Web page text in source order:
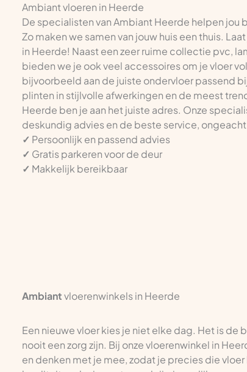
Ambiant vloeren in Heerde
De specialisten van Ambiant Heerde helpen jou
Zo maken we samen van jouw huis een thuis.
in Heerde! Naast een zeer ruime collectie pvc,
bieden we je ook veel accessoires om je vloer
bijvoorbeeld aan de juiste ondervloer passend
plinten in stijlvolle afwerkingen en de meest
Heerde ben je aan het juiste adres. Onze
deskundig advies en de beste service,
✓ Persoonlijk en passend advies
✓ Gratis parkeren voor de deur
✓ Makkelijk bereikbaar
Ambiantvloerenwinkels in Heerde
Een nieuwe vloer kies je niet elke dag. Het is de
nooit een zorg zijn. Bij onze vloerenwinkel in
en denken met je mee, zodat je precies die